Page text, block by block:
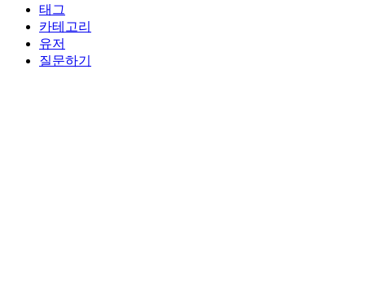
태그
카테고리
유저
질문하기